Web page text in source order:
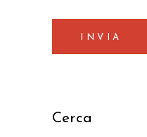
INVIA
Cerca